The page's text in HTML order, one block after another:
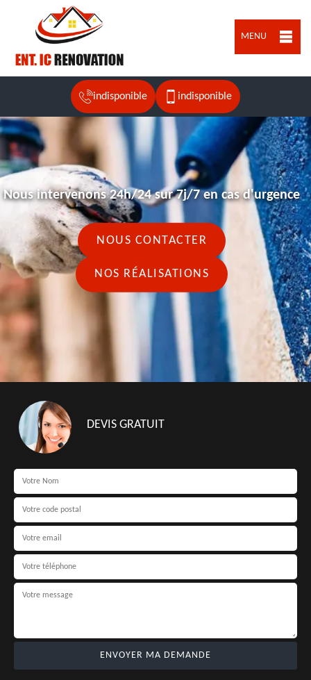
MENU
indisponible indisponible
Nous intervenons 24h/24 sur 7j/7 en cas d'urgence
NOUS CONTACTER
NOS RÉALISATIONS
DEVIS GRATUIT